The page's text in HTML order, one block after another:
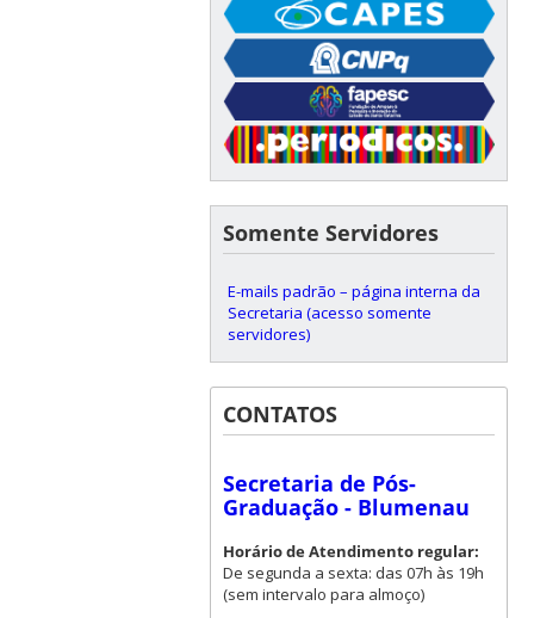
Somente Servidores
E-mails padrão – página interna da
Secretaria (acesso somente
servidores)
CONTATOS
Secretaria de Pós-
Graduação - Blumenau
Horário de Atendimento regular:
De segunda a sexta: das 07h às 19h
(sem intervalo para almoço)